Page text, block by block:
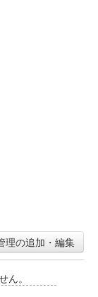
理の追加・編集
ん。